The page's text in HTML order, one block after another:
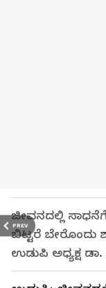
PREV
ಜೀವನದಲ್ಲಿ
ಬಿಟ್ಟರೆ
ಉಡುಪಿ ಅಧ್ಯಕ್ಷ